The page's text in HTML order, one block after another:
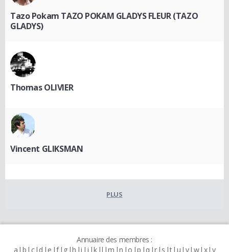
Tazo Pokam TAZO POKAM GLADYS FLEUR (TAZO
GLADYS)
Thomas OLIVIER
Vincent GLIKSMAN
PLUS
Annuaire des membres :
a b c d e f g h i j k l m n o p q r s t u v w x y